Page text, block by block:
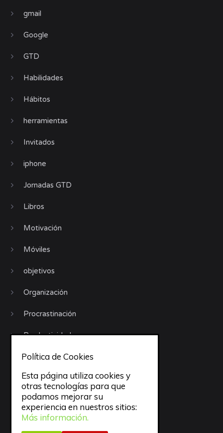
gmail
Google
GTD
Habilidades
Hábitos
herramientas
Invitados
iphone
Jornadas GTD
Libros
Motivación
Móviles
objetivos
Organización
Procrastinación
Productividad
Recursos
Sueño
todo
trabajo
Política de Cookies
Esta página utiliza cookies y
otras tecnologías para que
podamos mejorar su
experiencia en nuestros sitios:
Más información.